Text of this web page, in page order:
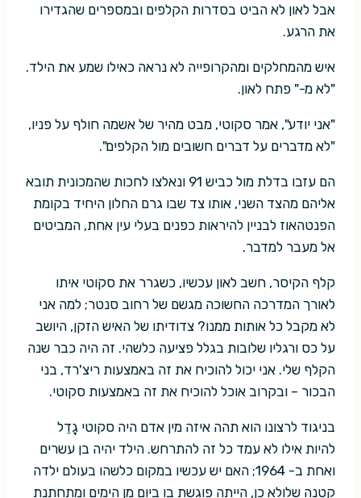
אבל לאון לא הביט בסדרות הקלפים ובמספרים שהגדירו
את הרגע.
איש מהמחלקים ומהקרופייה לא נראה כאילו שמע את הילד.
"לא מ-" פתח לאון.
"אני יודע", אמר סקוטי, מבט מהיר של אשמה חולף על פניו,
"לא מדברים על דברים חשובים מול הקלפים".
הם עזבו בדלת מול כביש 91 ונאלצו לחכות שהמכונית תובא
אליהם מהצד השני, אותו צד שבו גרם החלון היחיד בקומת
הפנטהאוז לבניין להיראות כפנים בעלי עין אחת, המביטים
אל מעבר למדבר.
קלף הקיסר, חשב לאון עכשיו, כשגרר את סקוטי איתו
לאורך המדרכה החשוכה מגשם של רחוב סנטר; למה אני
לא מקבל כל אותות ממנו? צדודיתו של האיש הזקן, היושב
על כס ורגליו שלובות בגלל פציעה כלשהי. זה היה כבר שנה
הקלף שלי. אני יכול להוכיח את זה באמצעות ריצ'רד, בני
הבכור – ובקרוב אוכל להוכיח את זה באמצעות סקוטי.
בניגוד לרצונו הוא תהה איזה מין אדם היה סקוטי גָדֵל
להיות אילו לא עמד כל זה להתרחש. הילד יהיה בן עשרים
ואחת ב- 1964; האם יש עכשיו במקום כלשהו בעולם ילדה
קטנה שלולא כן, הייתה פוגשת בו ביום מן הימים ומתחתנת